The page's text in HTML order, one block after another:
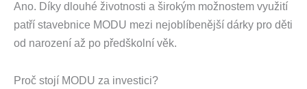
Ano. Díky dlouhé životnosti a širokým možnostem využití
patří stavebnice MODU mezi nejoblíbenější dárky pro děti
od narození až po předškolní věk.
Proč stojí MODU za investici?